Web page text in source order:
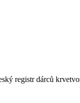
registr dárců